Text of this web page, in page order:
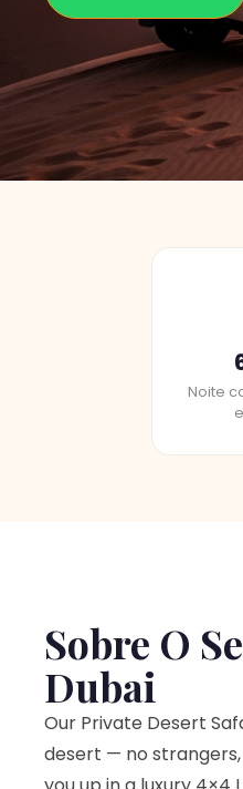
Noite
Sobre O
Dubai
Our Private Desert
desert — no